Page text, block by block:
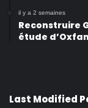
il y a 2 semaines
Reconstruire
étude
Last Modified